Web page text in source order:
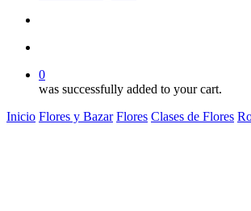
0
was successfully added to your cart.
Inicio Flores y Bazar Flores Clases de Flores